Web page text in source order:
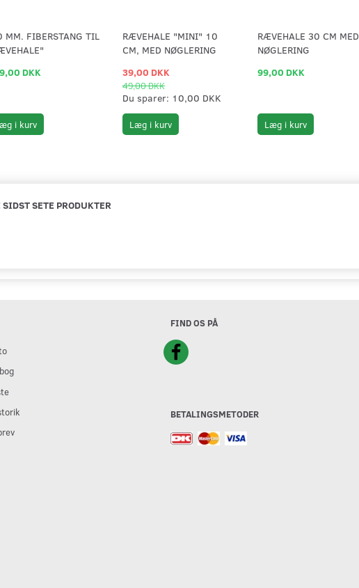
MM. FIBERSTANG TIL
DKK
i kurv
RÆVEHALE "MINI" 10
CM, MED NØGLERING
39,00 DKK
49,00 DKK
Du sparer: 10,00 DKK
Læg i kurv
RÆVEHALE 30 CM MED
NØGLERING
99,00 DKK
Læg i kurv
SETE PRODUKTER
FIND OS PÅ
BETALINGSMETODER